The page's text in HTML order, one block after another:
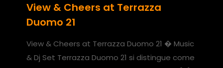
View & Cheers at Terrazza
Duomo 21
View & Cheers at Terrazza Duomo 21 � Music
& Dj Set Terrazza Duomo 21 si distingue come